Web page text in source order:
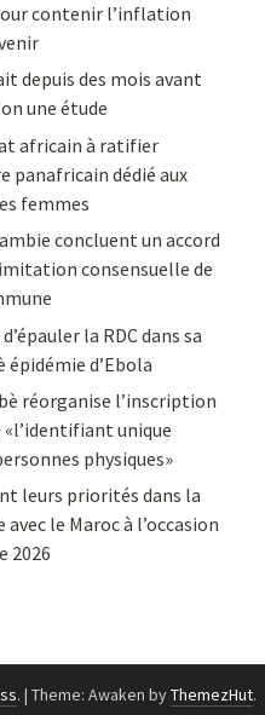
contenir l’inflation
depuis des mois avant
une étude
africain à ratifier
panafricain dédié aux
femmes
concluent un accord
consensuelle de
la RDC dans sa
d’Ebola
réorganise l’inscription
unique
physiques»
leurs priorités dans la
le Maroc à l’occasion
2026
. | Theme: Awaken byThemezHut.